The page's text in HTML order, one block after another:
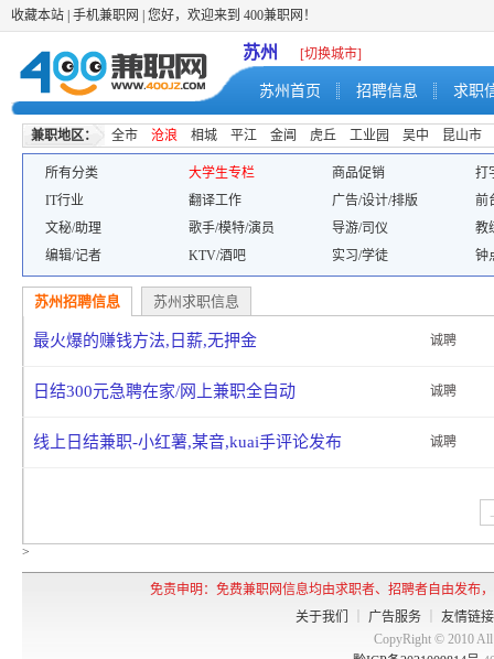
收藏本站 手机兼职网 | 您好，欢迎来到 400兼职网！
苏州 [切换城市]
苏州首页 招聘信息 求职
兼职地区： 全市 沧浪 相城 平江 金阊 虎丘 工业园 吴中 昆山市
所有分类 大学生专栏 商品促销
打
IT行业
翻译工作 广告/设计/排版
前
文秘/助理
歌手/模特/演员 导游/司仪
教
编辑/记者
KTV/酒吧 实习/学徒 钟
苏州招聘信息 苏州求职信息
最火爆的赚钱方法,日薪,无押金 诚聘
日结300元急聘在家/网上兼职全自动 诚聘
线上日结兼职-小红薯,某音,kuai手评论发布 诚聘
>
免责申明：免费兼职网信息均由求职者、招聘者自由发布
关于我们
广告服务
友情链接
CopyRight © 2010